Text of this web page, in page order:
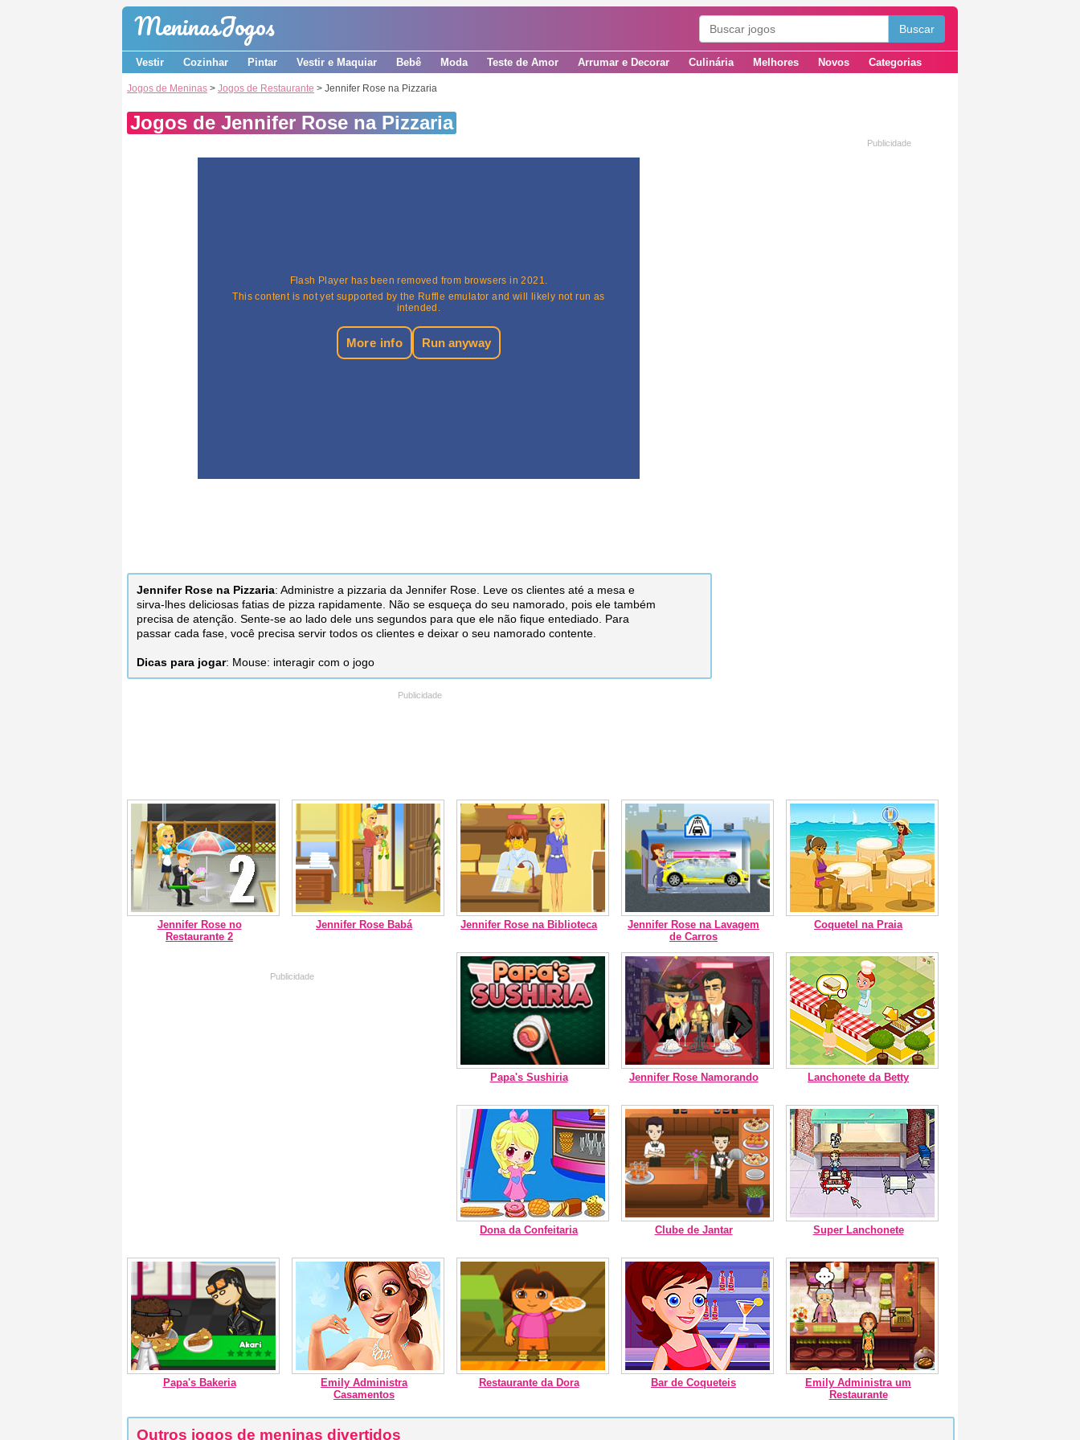
MeninasJogos
Vestir Cozinhar Pintar Vestir e Maquiar Bebê Moda Teste de Amor Arrumar e Decorar Culinária Melhores Novos Categorias
Jogos de Meninas > Jogos de Restaurante > Jennifer Rose na Pizzaria
Jogos de Jennifer Rose na Pizzaria
Jennifer Rose na Pizzaria: Administre a pizzaria da Jennifer Rose. Leve os clientes até a mesa e
sirva-lhes deliciosas fatias de pizza rapidamente. Não se esqueça do seu namorado, pois ele também
precisa de atenção. Sente-se ao lado dele uns segundos para que ele não fique entediado. Para
passar cada fase, você precisa servir todos os clientes e deixar o seu namorado contente.
Dicas para jogar: Mouse: interagir com o jogo
Jennifer Rose no
Restaurante 2
Jennifer Rose Babá Jennifer Rose na Biblioteca
Jennifer Rose na Lavagem
de Carros
Coquetel na Praia
Papa's Sushiria Jennifer Rose Namorando Lanchonete da Betty
Dona da Confeitaria Clube de Jantar Super Lanchonete
Papa's Bakeria
Emily Administra
Casamentos
Restaurante da Dora Bar de Coqueteis
Emily Administra um
Restaurante
Outros jogos de meninas divertidos